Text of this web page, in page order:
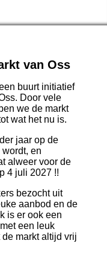
van Oss
buurt initiatief
Door vele
we de markt
wat het nu is.
jaar op de
en
alweer voor de
4 juli 2027 !!
bezocht uit
aanbod en de
is er ook een
een leuk
markt altijd vrij